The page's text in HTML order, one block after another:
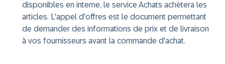
disponibles en interne, le service Achats achètera les
articles. L'appel d'offres est le document permettant
de demander des informations de prix et de livraison
à vos fournisseurs avant la commande d'achat.